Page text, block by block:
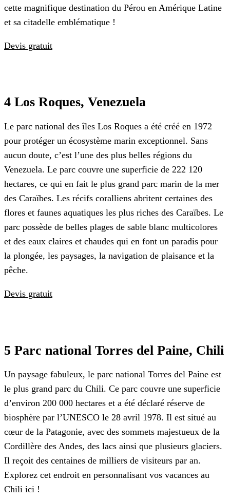
cette magnifique destination du Pérou en Amérique Latine
et sa citadelle emblématique !
Devis gratuit
4 Los Roques, Venezuela
Le parc national des îles Los Roques a été créé en 1972
pour protéger un écosystème marin exceptionnel. Sans
aucun doute, c’est l’une des plus belles régions du
Venezuela. Le parc couvre une superficie de 222 120
hectares, ce qui en fait le plus grand parc marin de la mer
des Caraïbes. Les récifs coralliens abritent certaines des
flores et faunes aquatiques les plus riches des Caraïbes. Le
parc possède de belles plages de sable blanc multicolores
et des eaux claires et chaudes qui en font un paradis pour
la plongée, les paysages, la navigation de plaisance et la
pêche.
Devis gratuit
5 Parc national Torres del Paine, Chili
Un paysage fabuleux, le parc national Torres del Paine est
le plus grand parc du Chili. Ce parc couvre une superficie
d’environ 200 000 hectares et a été déclaré réserve de
biosphère par l’UNESCO le 28 avril 1978. Il est situé au
cœur de la Patagonie, avec des sommets majestueux de la
Cordillère des Andes, des lacs ainsi que plusieurs glaciers.
Il reçoit des centaines de milliers de visiteurs par an.
Explorez cet endroit en personnalisant vos vacances au
Chili ici !